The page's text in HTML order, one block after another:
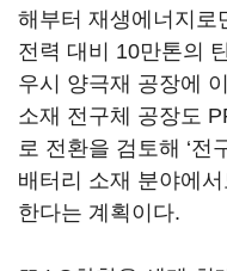
해부터 재생에너지로
전력 대비 10만톤의
우시 양극재 공장에
소재 전구체 공장도
로 전환을 검토해 ‘전
배터리 소재 분야에
한다는 계획이다.